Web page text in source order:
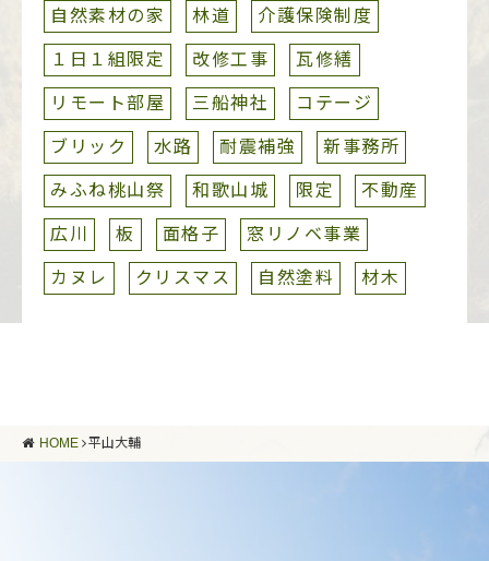
自然素材の家
林道
介護保険制度
１日１組限定
改修工事
瓦修繕
リモート部屋
三船神社
コテージ
ブリック
水路 耐震補強
新事務所
みふね桃山祭
和歌山城 限定
不動産
広川
板 面格子
窓リノベ事業
カヌレ
クリスマス 自然塗料 材木
HOME 平山大輔